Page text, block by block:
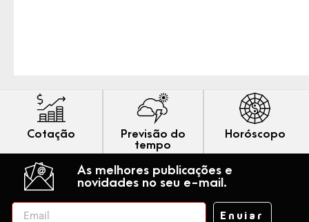
Cotação
Previsão do
tempo
Horóscopo
As melhores publicações e
novidades no seu e-mail.
Enviar